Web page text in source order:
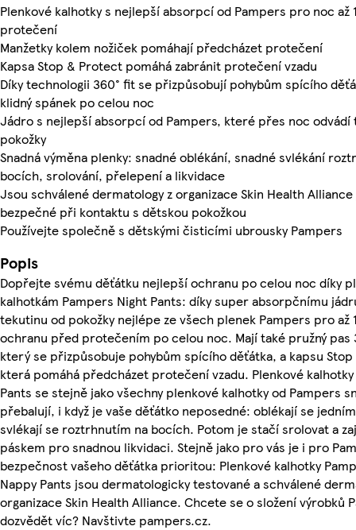
Plenkové kalhotky s nejlepší absorpcí od Pampers pro noc až
protečení
Manžetky kolem nožiček pomáhají předcházet protečení
Kapsa Stop & Protect pomáhá zabránit protečení vzadu
Díky technologii 360° fit se přizpůsobují pohybům spícího
klidný spánek po celou noc
Jádro s nejlepší absorpcí od Pampers, které přes noc odvádí
pokožky
Snadná výměna plenky: snadné oblékání, snadné svlékání
bocích, srolování, přelepení a likvidace
Jsou schválené dermatology z organizace Skin Health Alliance
bezpečné při kontaktu s dětskou pokožkou
Používejte společně s dětskými čisticími ubrousky Pampers
Popis
Dopřejte svému děťátku nejlepší ochranu po celou noc díky
kalhotkám Pampers Night Pants: díky super absorpčnímu
tekutinu od pokožky nejlépe ze všech plenek Pampers pro až
ochranu před protečením po celou noc. Mají také pružný pas
který se přizpůsobuje pohybům spícího děťátka, a kapsu
která pomáhá předcházet protečení vzadu. Plenkové
Pants se stejně jako všechny plenkové kalhotky od Pampers
přebalují, i když je vaše děťátko neposedné: oblékají se
svlékají se roztrhnutím na bocích. Potom je stačí srolovat a
páskem pro snadnou likvidaci. Stejně jako pro vás je i pro
bezpečnost vašeho děťátka prioritou: Plenkové kalhotky
Nappy Pants jsou dermatologicky testované a schválené
organizace Skin Health Alliance. Chcete se o složení výrobků
dozvědět víc? Navštivte pampers.cz.